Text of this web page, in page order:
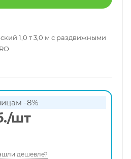
1,0 т 3,0 м с раздвижными
-8%
/шт
дешевле?